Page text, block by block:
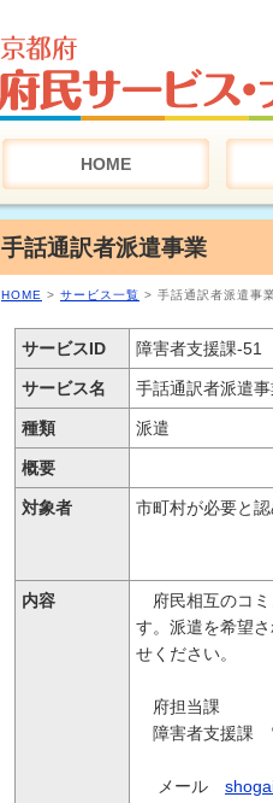
HOME
手話通訳者派遣事業
HOME > サービス一覧 > 手話通訳者派遣事業
サービスID 障害者支援課-51
サービス名 手話通訳者派遣
種類 派遣
概要
対象者 市町村が必要と
内容
府民相互のコミ
す。派遣を希望
せください。
府担当課
障害者支援課
ＦＡＸ
メール